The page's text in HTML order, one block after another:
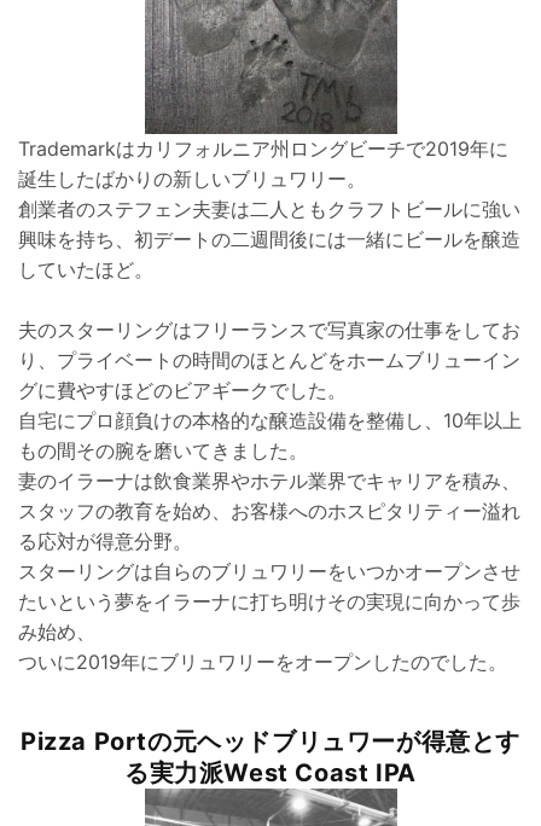
Trademarkはカリフォルニア州ロングビーチで2019年に
誕生したばかりの新しいブリュワリー。
創業者のステフェン夫妻は二人ともクラフトビールに強い
興味を持ち、初デートの二週間後には一緒にビールを醸造
していたほど。
夫のスターリングはフリーランスで写真家の仕事をしてお
り、プライベートの時間のほとんどをホームブリューイン
グに費やすほどのビアギークでした。
自宅にプロ顔負けの本格的な醸造設備を整備し、10年以上
もの間その腕を磨いてきました。
妻のイラーナは飲食業界やホテル業界でキャリアを積み、
スタッフの教育を始め、お客様へのホスピタリティー溢れ
る応対が得意分野。
スターリングは自らのブリュワリーをいつかオープンさせ
たいという夢をイラーナに打ち明けその実現に向かって歩
み始め、
ついに2019年にブリュワリーをオープンしたのでした。
Pizza Portの元ヘッドブリュワーが得意とす
る実力派West Coast IPA